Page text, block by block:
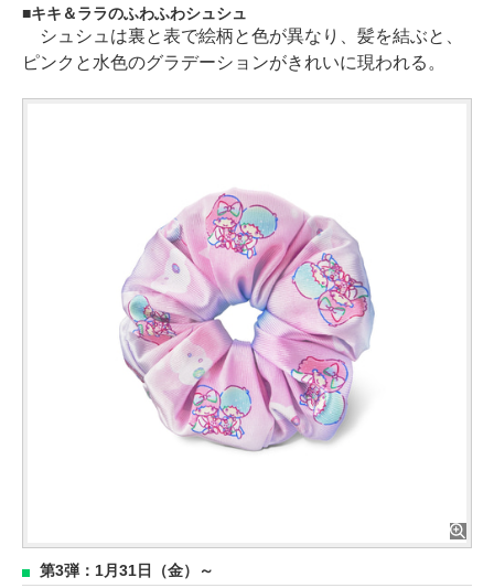
キキ＆ララのふわふわシュシュ
シュシュは裏と表で絵柄と色が異なり、髪を結ぶと、
ピンクと水色のグラデーションがきれいに現われる。
第3弾：1月31日（金）～